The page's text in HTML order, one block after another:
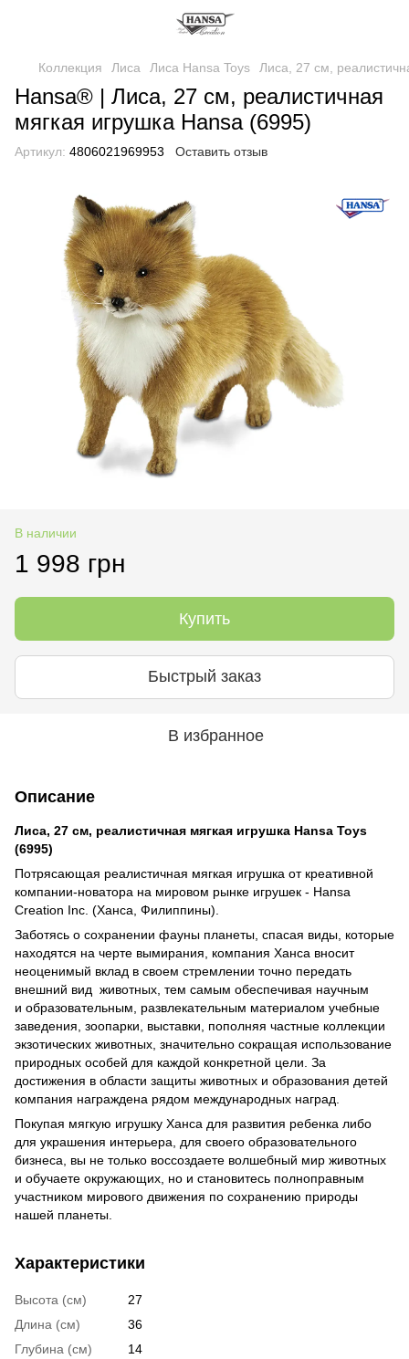
Коллекция Лиса Лиса Hansa Toys Лиса, 27 см,
Hansa® | Лиса, 27 см, реалистичная
мягкая игрушка Hansa (6995)
Артикул: 4806021969953 Оставить отзыв
В наличии
1 998 грн
Купить
Быстрый заказ
В избранное
Описание
Лиса, 27 см, реалистичная мягкая игрушка Hansa Toys
(6995)
Потрясающая реалистичная мягкая игрушка от креативной
компании-новатора на мировом рынке игрушек - Hansa
Creation Inc. (Ханса, Филиппины).
Заботясь о сохранении фауны планеты, спасая виды, которые
находятся на черте вымирания, компания Ханса вносит
неоценимый вклад в своем стремлении точно передать
внешний вид животных, тем самым обеспечивая научным
и образовательным, развлекательным материалом учебные
заведения, зоопарки, выставки, пополняя частные коллекции
экзотических животных, значительно сокращая использование
природных особей для каждой конкретной цели. За
достижения в области защиты животных и образования детей
компания награждена рядом международных наград.
Покупая мягкую игрушку Ханса для развития ребенка либо
для украшения интерьера, для своего образовательного
бизнеса, вы не только воссоздаете волшебный мир животных
и обучаете окружающих, но и становитесь полноправным
участником мирового движения по сохранению природы
нашей планеты.
Характеристики
Высота (см)
27
Длина (см)
36
Глубина (см)
14